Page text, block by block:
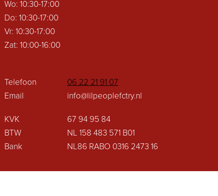
Wo: 10:30-17:00
Do: 10:30-17:00
Vr: 10:30-17:00
Zat: 10:00-16:00
Telefoon
06 22 21 91 07
Email
info@lilpeoplefctry.nl
KVK
67 94 95 84
BTW
NL 158 483 571 B01
Bank
NL86 RABO 0316 2473 16